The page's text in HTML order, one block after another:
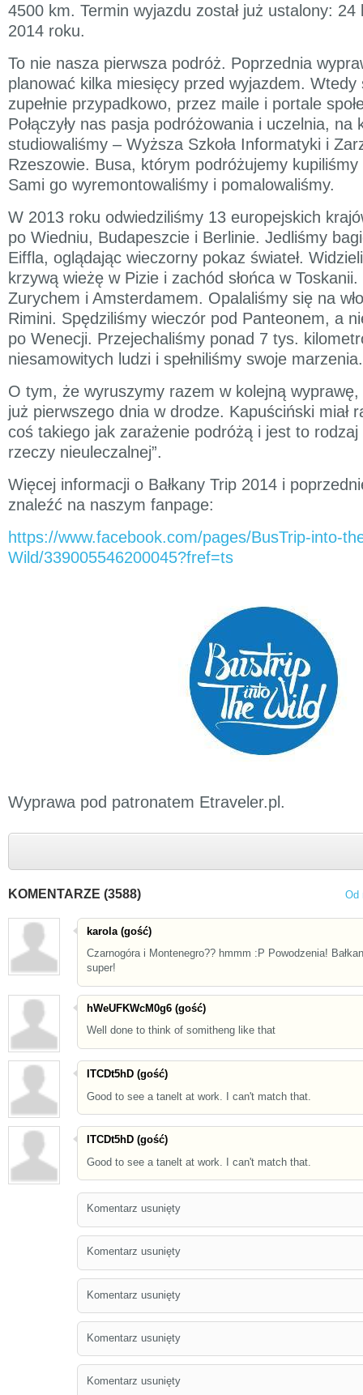
4500 km. Termin wyjazdu został już ustalony:
2014 roku.
To nie nasza pierwsza podróż. Poprzednia
planować kilka miesięcy przed wyjazdem. Wtedy
zupełnie przypadkowo, przez maile i portale
Połączyły nas pasja podróżowania i uczelnia, na
studiowaliśmy – Wyższa Szkoła Informatyki i
Rzeszowie. Busa, którym podróżujemy kupiliśmy
Sami go wyremontowaliśmy i pomalowaliśmy.
W 2013 roku odwiedziliśmy 13 europejskich
po Wiedniu, Budapeszcie i Berlinie. Jedliśmy
Eiffla, oglądając wieczorny pokaz świateł.
krzywą wieżę w Pizie i zachód słońca w
Zurychem i Amsterdamem. Opalaliśmy się na
Rimini. Spędziliśmy wieczór pod Panteonem, a
po Wenecji. Przejechaliśmy ponad 7 tys.
niesamowitych ludzi i spełniliśmy swoje marzenia.
O tym, że wyruszymy razem w kolejną
już pierwszego dnia w drodze. Kapuściński miał
coś takiego jak zarażenie podróżą i jest to
rzeczy nieuleczalnej”.
Więcej informacji o Bałkany Trip 2014 i
znaleźć na naszym fanpage:
https://www.facebook.com/pages/BusTrip-into-
Wild/339005546200045?fref=ts
Wyprawa pod patronatem Etraveler.pl.
KOMENTARZE (3588) Od
karola (gość)
Czarnogóra i Montenegro?? hmmm :P Powodzenia!
super!
hWeUFKWcM0g6 (gość)
Well done to think of somitheng like that
ITCDt5hD (gość)
Good to see a tanelt at work. I can't match that.
ITCDt5hD (gość)
Good to see a tanelt at work. I can't match that.
Komentarz usunięty
Komentarz usunięty
Komentarz usunięty
Komentarz usunięty
Komentarz usunięty